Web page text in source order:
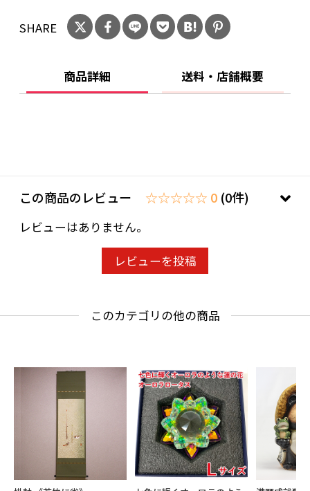
また、お部屋のインテリアとしてもお楽しみ下
さい。
胴張125㎜×高さ235㎜
◎一点ずつの手作り生産ですので、多少の違い
はご了承下さい。
SHARE
商品詳細 送料・店舗概要
この商品のレビュー ☆☆☆☆☆ 0 (0件)
レビューはありません。
レビューを投稿
このカテゴリの他の商品